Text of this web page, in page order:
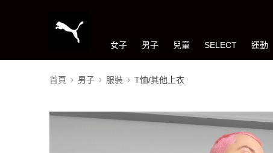
女子 男子 兒童 SELECT 運動
首頁 男子 服裝 T恤/其他上衣